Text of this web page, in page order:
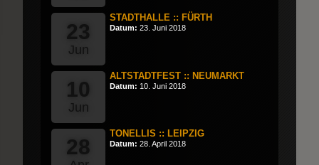
23
Jun
STADTHALLE :: FÜRTH
Datum: 23. Juni 2018
10
Jun
ALTSTADTFEST :: NEUMARKT
Datum: 10. Juni 2018
28
TONELLIS :: LEIPZIG
Datum: 28. April 2018